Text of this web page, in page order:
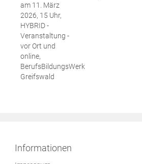
am 11. März
2026, 15 Uhr,
HYBRID -
Veranstaltung -
vor Ort und
online,
BerufsBildungsWerk
Greifswald
Informationen